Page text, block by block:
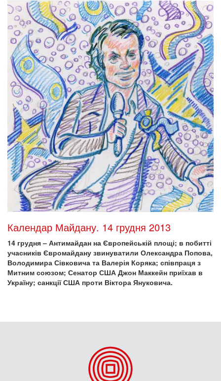
Календар Майдану. 14 грудня 2013
14 грудня – Антимайдан на Європейській площі; в побитті
учасників Євромайдану звинуватили Олександра Попова,
Володимира Сівковича та Валерія Коряка; співпраця з
Митним союзом; Сенатор США Джон Маккейн приїхав в
Україну; санкції США проти Віктора Януковича.